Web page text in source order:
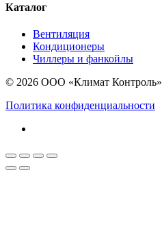
Каталог
Вентиляция
Кондиционеры
Чиллеры и фанкойлы
© 2026 ООО «Климат Контроль»
Политика конфиденциальности